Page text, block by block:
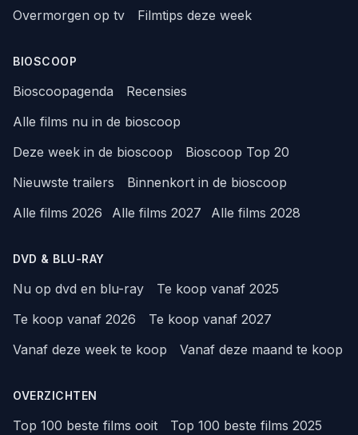
Overmorgen op tv
Filmtips deze week
BIOSCOOP
Bioscoopagenda
Recensies
Alle films nu in de bioscoop
Deze week in de bioscoop
Bioscoop Top 20
Nieuwste trailers
Binnenkort in de bioscoop
Alle films 2026
Alle films 2027 Alle films 2028
DVD & BLU-RAY
Nu op dvd en blu-ray
Te koop vanaf 2025
Te koop vanaf 2026
Te koop vanaf 2027
Vanaf deze week te koop
Vanaf deze maand te koop
OVERZICHTEN
Top 100 beste films ooit
Top 100 beste films 2025